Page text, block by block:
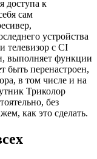
доступа к
сам
устройства
телевизор с CI
выполняет функции
быть перенастроен,
в том числе и на
Триколор
без
как это сделать.